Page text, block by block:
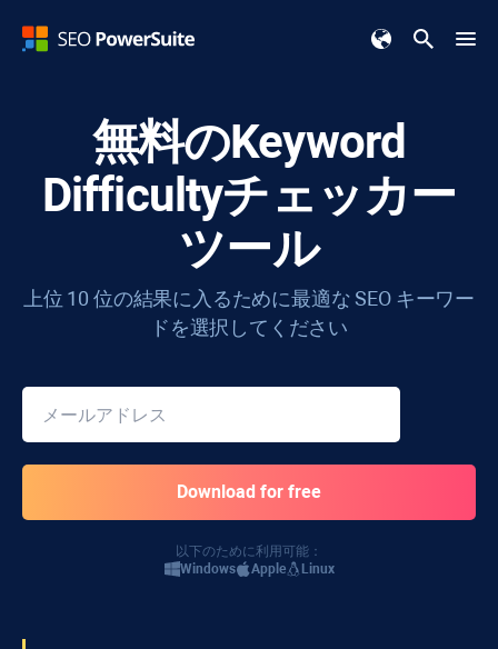
無料のKeyword
Difficultyチェッカー
ツール
上位 10 位の結果に入るために最適な SEO キーワー
ドを選択してください
以下のために利用可能：
Windows
Apple Linux